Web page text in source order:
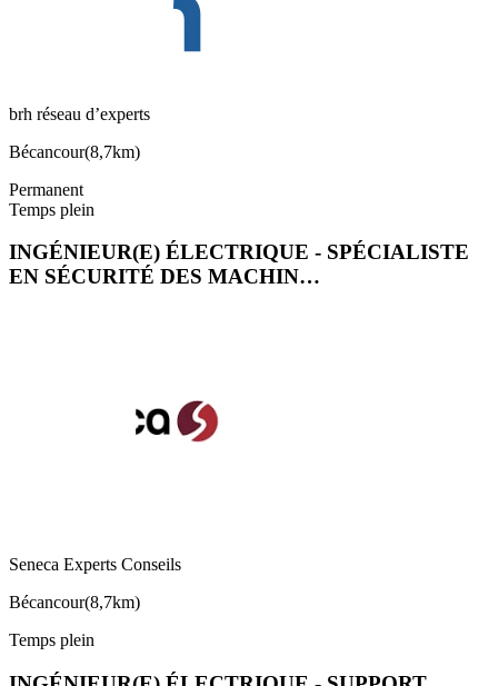
brh réseau d’experts
Bécancour(8,7km)
Permanent
Temps plein
INGÉNIEUR(E) ÉLECTRIQUE - SPÉCIALISTE
EN SÉCURITÉ DES MACHIN…
Seneca Experts Conseils
Bécancour(8,7km)
Temps plein